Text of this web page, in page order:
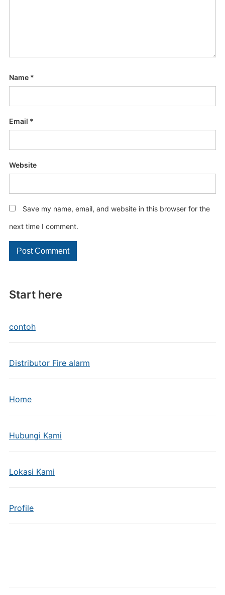
Start here
contoh
Distributor Fire alarm
Home
Hubungi Kami
Lokasi Kami
Profile
Name *
Email *
Website
Save my name, email, and website in this browser for the
next time I comment.